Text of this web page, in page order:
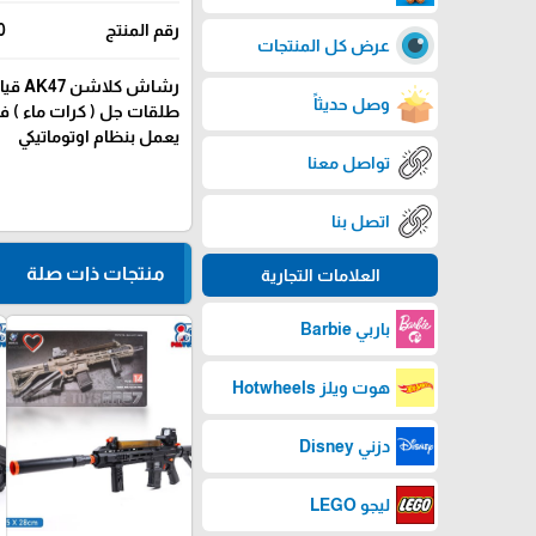
عرض كل المنتجات
وصل حديثاً
تواصل معنا
اتصل بنا
العلامات التجارية
باربي Barbie
هوت ويلز Hotwheels
دزني Disney
ليجو LEGO
رقم المنتج
رشاش كلاشن AK47 قياس 90X30
طلقات جل ( كرات ماء )
يعمل بنظام اوتوماتيكي
منتجات ذات صلة
favorite_border